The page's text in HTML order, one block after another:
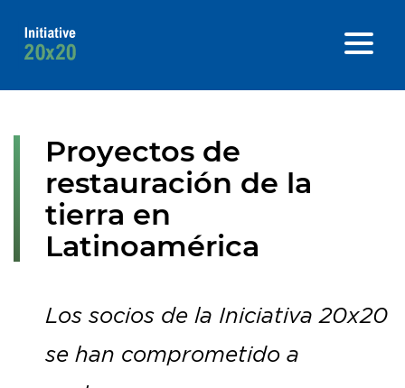
Proyectos de
restauración de la
tierra en
Latinoamérica
Los socios de la Iniciativa 20x20
se han comprometido a